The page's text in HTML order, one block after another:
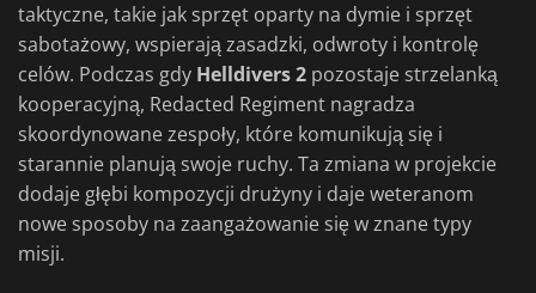
taktyczne, takie jak sprzęt oparty na dymie i sprzęt
sabotażowy, wspierają zasadzki, odwroty i kontrolę
celów. Podczas gdy Helldivers 2 pozostaje strzelanką
kooperacyjną, Redacted Regiment nagradza
skoordynowane zespoły, które komunikują się i
starannie planują swoje ruchy. Ta zmiana w projekcie
dodaje głębi kompozycji drużyny i daje weteranom
nowe sposoby na zaangażowanie się w znane typy
misji.